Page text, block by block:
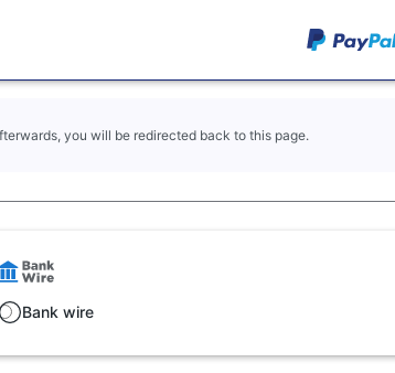
you will be redirected back to this page.
Bank wire